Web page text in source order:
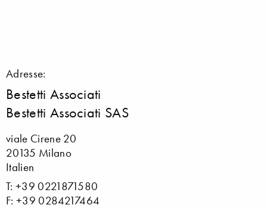
Adresse:
Bestetti Associati
Bestetti Associati SAS
viale Cirene 20
20135 Milano
Italien
T: +39 0221871580
F: +39 0284217464